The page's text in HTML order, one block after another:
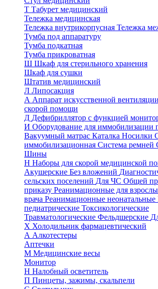
Т Табурет медицинский
Тележка медицинская
Тележка внутрикорпусная Тележка
Тумба под аппаратуру
Тумба подкатная
Тумба прикроватная
Ш Шкаф для стерильного хранения
Шкаф для сушки
Штатив медицинский
Л Липосакция
А Аппарат искусственной
скорой помощи
Д Дефибриллятор с функцией
И Оборудование для иммобилизации
Вакуумный матрас Каталка Носилки
иммобилизационная Система ремней
Шины
Н Наборы для скорой медицинской
Акушерские Без вложений
сельских поселений Для ЧС Общей
приказу Реанимационные для
врача Реанимационные неонатальные
педиатрические Токсикологические
Травматологические Фельдшерские
Х Холодильник фармацевтический
А Алкотестеры
Аптечки
М Медицинские весы
Монитор
Н Налобный осветитель
П Пинцеты, зажимы, скальпели